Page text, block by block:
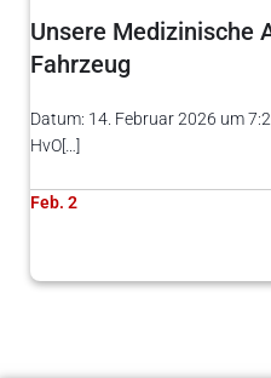
Unsere Medizinische
Fahrzeug
Datum: 14. Februar 2026 um
HvO[…]
Feb. 2